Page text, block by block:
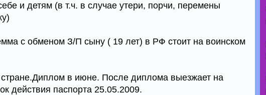
и детям (в т.ч. в случае утери, порчи, перемены
с обменом З/П сыну ( 19 лет) в РФ стоит на воинском
в июне. После диплома выезжает на
действия паспорта 25.05.2009.